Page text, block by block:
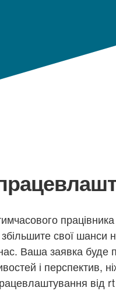
свої шанси
Ваша заявка
і перспектив,